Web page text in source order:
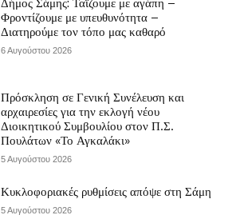
Φροντίζουμε με υπευθυνότητα –
Διατηρούμε τον τόπο μας καθαρό
6 Αυγούστου 2026
Πρόσκληση σε Γενική Συνέλευση και
αρχαιρεσίες για την εκλογή νέου
Διοικητικού Συμβουλίου στον Π.Σ.
Πουλάτων «Το Αγκαλάκι»
5 Αυγούστου 2026
Κυκλοφοριακές ρυθμίσεις απόψε στη Σάμη
5 Αυγούστου 2026